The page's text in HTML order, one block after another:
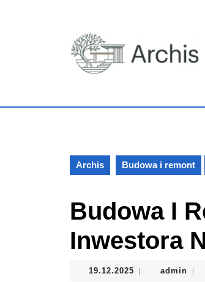
Archis Budowa i remont
Budowa I
Inwestora
19.12.2025 19.12.2025
admin